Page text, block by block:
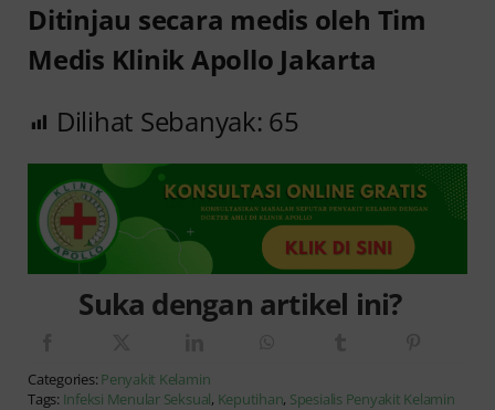
Ditinjau secara medis oleh Tim
Medis Klinik Apollo Jakarta
Dilihat Sebanyak: 65
Suka dengan artikel ini?
Categories: Penyakit Kelamin
Tags: Infeksi Menular Seksual, Keputihan, Spesialis Penyakit Kelamin